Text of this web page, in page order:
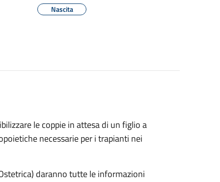
Nascita
le coppie in attesa di un figlio a
necessarie per i trapianti nei
daranno tutte le informazioni